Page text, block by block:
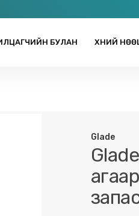
БУЛАН ХҮНИЙ
Glade